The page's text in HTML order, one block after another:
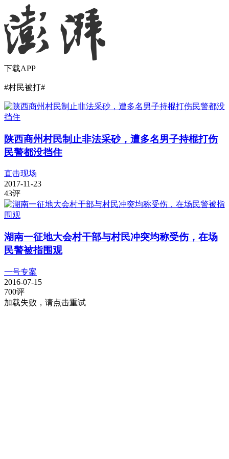
下载APP
#村民被打#
陕西商州村民制止非法采砂，遭多名男子持棍打伤
民警都没挡住
直击现场
2017-11-23
43评
湖南一征地大会村干部与村民冲突均称受伤，在场
民警被指围观
一号专案
2016-07-15
700评
加载失败，请点击重试